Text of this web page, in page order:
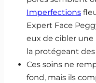
Imperfections
Expert Face
eux de cibler
la protégeant
Ces soins ne
fond, mais ils